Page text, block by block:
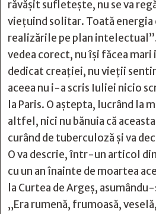
răvășit sufletește, nu se va
viețuind solitar. Toată energia
realizările pe plan
vedea corect, nu își făcea mari
dedicat creației, nu vieții
aceea nu i-a scris Iuliei nicio
la Paris. O aștepta, lucrând la
altfel, nici nu bănuia că
curând de tuberculoză și va
O va descrie, într-un articol
cu un an înainte de moartea
la Curtea de Argeș,
„Era rumenă, frumoasă,